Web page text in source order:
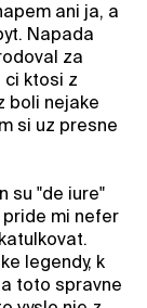
ani ja, a
Napada
za
ci ktosi z
boli nejake
si uz presne
su "de iure"
mi nefer
legendy, k
toto spravne